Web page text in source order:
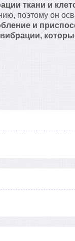
ткани и
поэтому он
и